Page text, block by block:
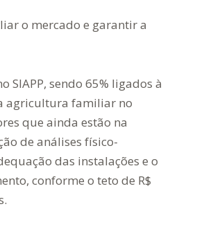
o mercado e garantir a
sendo 65% ligados à
agricultura familiar no
que ainda estão na
de análises físico-
das instalações e o
conforme o teto de R$